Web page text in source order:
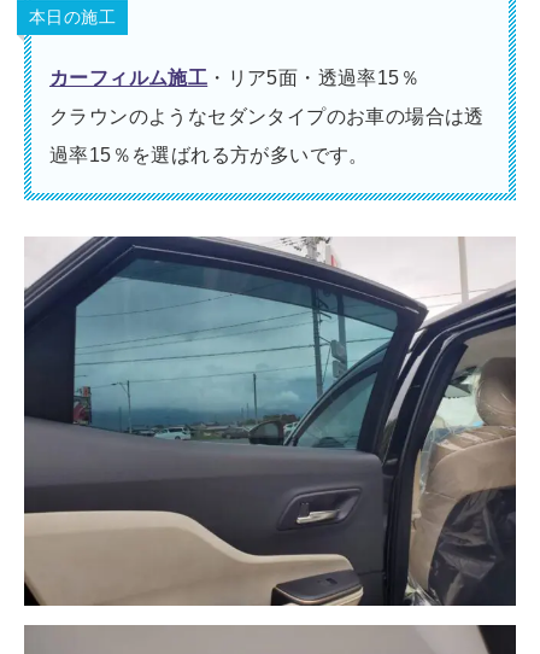
本日の施工
カーフィルム施工 ・リア5面・透過率15％
クラウンのようなセダンタイプのお車の場合は透
過率15％を選ばれる方が多いです。